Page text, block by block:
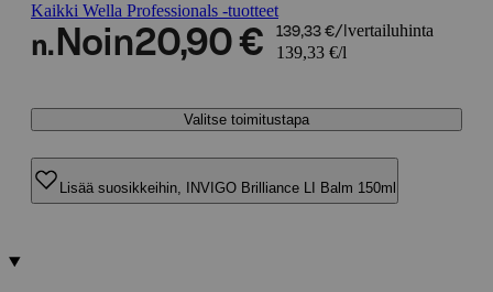
Kaikki Wella Professionals -tuotteet
n. Noin20,90 € 139,33 €/l vertailuhinta
139,33 €/l
Valitse toimitustapa
Lisää suosikkeihin, INVIGO Brilliance LI Balm 150ml